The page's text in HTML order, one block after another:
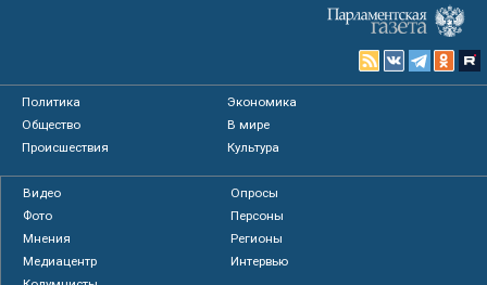
Политика
Экономика
Общество
В мире
Происшествия
Культура
Видео
Опросы
Фото
Персоны
Мнения
Регионы
Медиацентр
Интервью